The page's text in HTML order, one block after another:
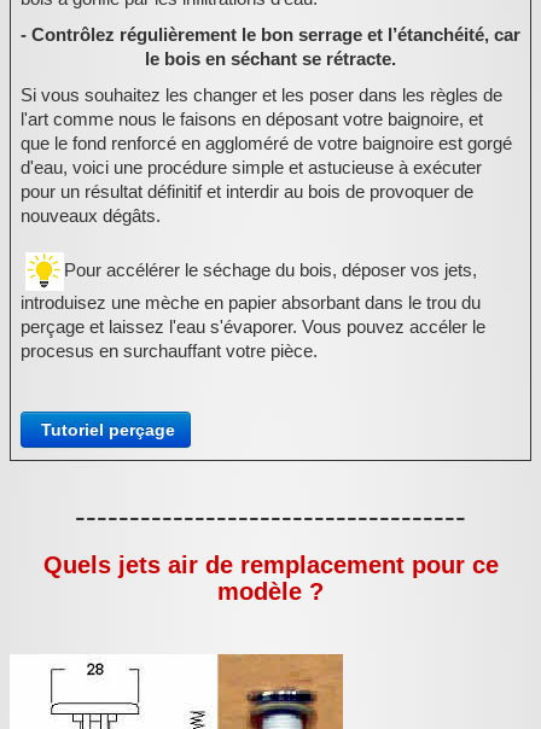
- Contrôlez régulièrement le bon serrage et l’étanchéité, car
le bois en séchant se rétracte.
Si vous souhaitez les changer et les poser dans les règles de
l'art comme nous le faisons en déposant votre baignoire, et
que le fond renforcé en aggloméré de votre baignoire est gorgé
d'eau, voici une procédure simple et astucieuse à exécuter
pour un résultat définitif et interdir au bois de provoquer de
nouveaux dégâts.
Pour accélérer le séchage du bois, déposer vos jets,
introduisez une mèche en papier absorbant dans le trou du
perçage et laissez l'eau s'évaporer. Vous pouvez accéler le
procesus en surchauffant votre pièce.
Tutoriel perçage
------------------------------------
Quels jets air de remplacement pour ce
modèle ?